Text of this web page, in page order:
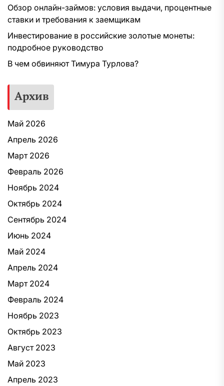
Обзор онлайн-займов: условия выдачи, процентные
ставки и требования к заемщикам
Инвестирование в российские золотые монеты:
подробное руководство
В чем обвиняют Тимура Турлова?
Архив
Май 2026
Апрель 2026
Март 2026
Февраль 2026
Ноябрь 2024
Октябрь 2024
Сентябрь 2024
Июнь 2024
Май 2024
Апрель 2024
Март 2024
Февраль 2024
Ноябрь 2023
Октябрь 2023
Август 2023
Май 2023
Апрель 2023